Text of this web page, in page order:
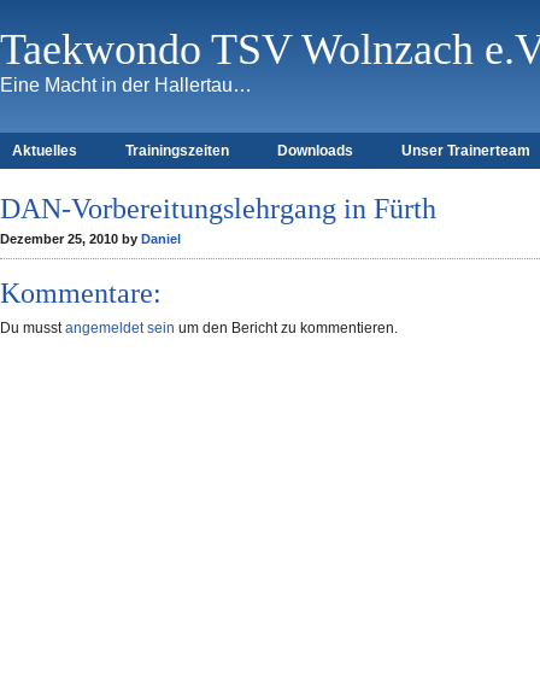
Taekwondo TSV Wolnzach
Eine Macht in der Hallertau…
Aktuelles Trainingszeiten Downloads Unser Trainerteam
DAN-Vorbereitungslehrgang in Fürth
Dezember 25, 2010 by Daniel
Kommentare:
Du musstangemeldet sein um den Bericht zu kommentieren.